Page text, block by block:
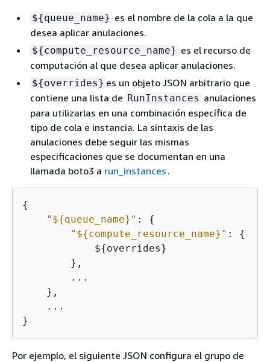
${queue_name} es el nombre de la cola a la que
desea aplicar anulaciones.
${compute_resource_name} es el recurso de
computación al que desea aplicar anulaciones.
${overrides} es un objeto JSON arbitrario que
contiene una lista de RunInstances anulaciones
para utilizarlas en una combinación específica de
tipo de cola e instancia. La sintaxis de las
anulaciones debe seguir las mismas
especificaciones que se documentan en una
llamada boto3 a run_instances .
{
"${queue_name}" : {
"${compute_resource_name}" : {
${overrides}
},
...
},
...
}
Por ejemplo, el siguiente JSON configura el grupo de